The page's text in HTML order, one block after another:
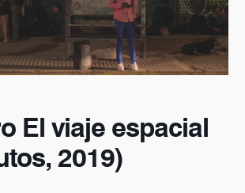
El viaje espacial
2019)